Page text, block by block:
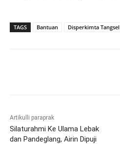
TAGS Bantuan Disperkimta Tangsel
Artikulli paraprak
Silaturahmi Ke Ulama Lebak
dan Pandeglang, Airin Dipuji